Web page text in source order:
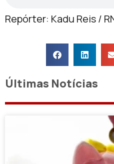
Repórter: Kadu Reis /
Últimas Notícias